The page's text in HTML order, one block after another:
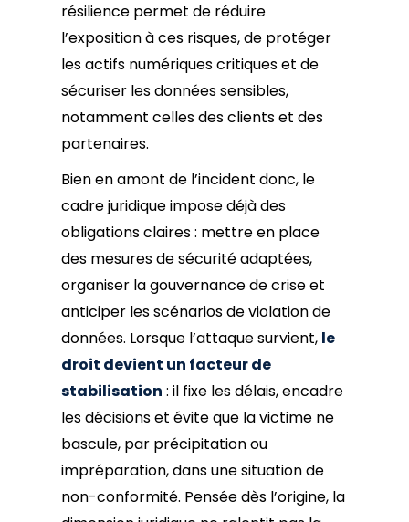
résilience permet de réduire
l’exposition à ces risques, de protéger
les actifs numériques critiques et de
sécuriser les données sensibles,
notamment celles des clients et des
partenaires.
Bien en amont de l’incident donc, le
cadre juridique impose déjà des
obligations claires : mettre en place
des mesures de sécurité adaptées,
organiser la gouvernance de crise et
anticiper les scénarios de violation de
données. Lorsque l’attaque survient, le
droit devient un facteur de
stabilisation : il fixe les délais, encadre
les décisions et évite que la victime ne
bascule, par précipitation ou
impréparation, dans une situation de
non-conformité. Pensée dès l’origine, la